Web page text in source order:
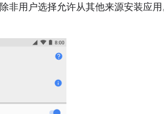
非用户选择允许从其他来源安装应